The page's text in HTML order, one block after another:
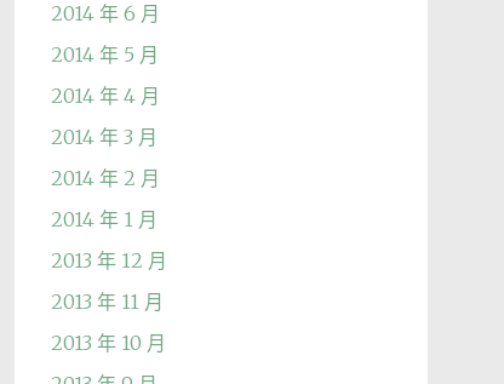
2014 年 6 月
2014 年 5 月
2014 年 4 月
2014 年 3 月
2014 年 2 月
2014 年 1 月
2013 年 12 月
2013 年 11 月
2013 年 10 月